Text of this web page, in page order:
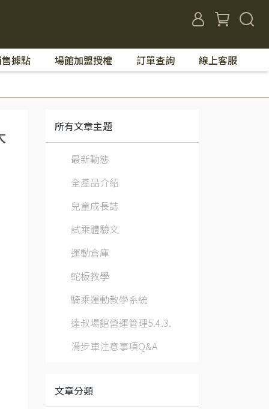
據點 場館加盟授權 訂單查詢 線上客服
所有文章主題
最新動態
全產品介紹
兒童成長誌
試乘體驗文
運動倉庫
蛇板教學
騎乘運動教學系統
達叔場館營運管理5.4.3.
滑步車注意事項Q&A
文章分類